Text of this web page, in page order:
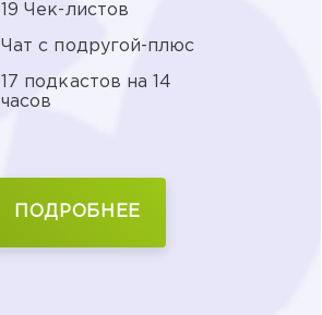
19 Чек-листов
Чат с подругой-плюс
17 подкастов на 14
часов
ПОДРОБНЕЕ